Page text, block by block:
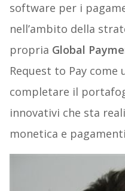
software per i
nell’ambito della
propria Global
Request to Pay come
completare il
innovativi che sta
monetica e